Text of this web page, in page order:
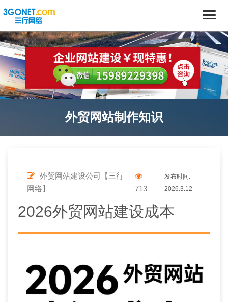
外贸网站制作知识
外贸网站建设公司【三行
网络】
713
发布时间:
2026.3.12
2026外贸网站建设成本